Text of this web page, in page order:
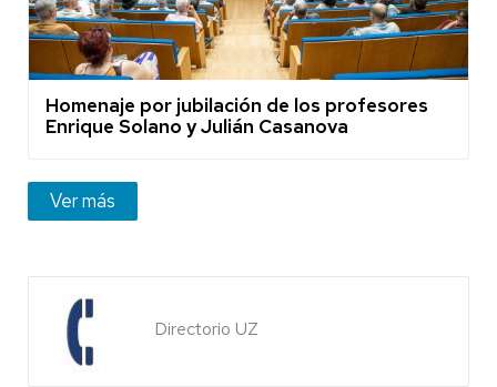
Homenaje por jubilación de los profesores
Enrique Solano y Julián Casanova
Ver más
Directorio UZ